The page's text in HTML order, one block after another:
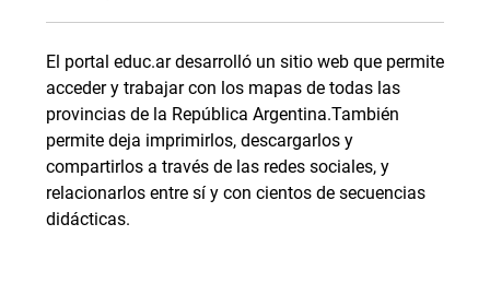
El portal educ.ar desarrolló un sitio web que permite
acceder y trabajar con los mapas de todas las
provincias de la República Argentina.También
permite deja imprimirlos, descargarlos y
compartirlos a través de las redes sociales, y
relacionarlos entre sí y con cientos de secuencias
didácticas.